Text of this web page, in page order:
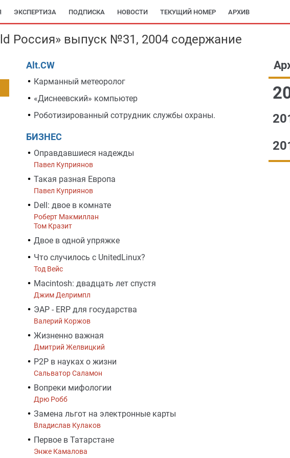
ЭКСПЕРТИЗА ПОДПИСКА НОВОСТИ ТЕКУЩИЙ НОМЕР АРХИВ
Россия» выпуск №31, 2004 содержание
Alt.CW
Карманный метеоролог
«Диснеевский» компьютер
Роботизированный сотрудник службы охраны.
БИЗНЕС
Оправдавшиеся надежды
Павел Куприянов
Такая разная Европа
Павел Куприянов
Dell: двое в комнате
Роберт Макмиллан
Том Кразит
Двое в одной упряжке
Что случилось с UnitedLinux?
Тод Вейс
Macintosh: двадцать лет спустя
Джим Делримпл
ЭАР - ERP для государства
Валерий Коржов
Жизненно важная
Дмитрий Желвицкий
P2P в науках о жизни
Сальватор Саламон
Вопреки мифологии
Дрю Робб
Замена льгот на электронные карты
Владислав Кулаков
Первое в Татарстане
Энже Камалова